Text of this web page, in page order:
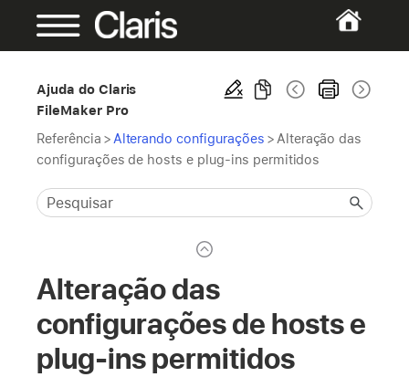
Ajuda do Claris
FileMaker Pro
Referência > Alterando configurações > Alteração das
configurações de hosts e plug-ins permitidos
Alteração das
configurações de hosts e
plug-ins permitidos